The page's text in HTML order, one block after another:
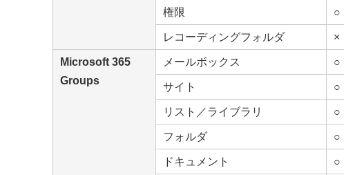
権限 ○
レコーディングフォルダ ×
Microsoft 365
Groups
メールボックス ○
サイト ○
リスト／ライブラリ ○
フォルダ ○
ドキュメント ○